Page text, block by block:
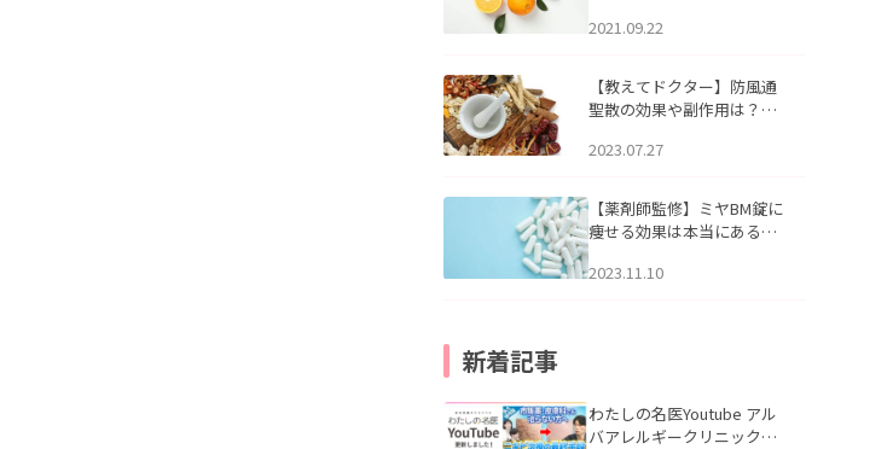
2021.09.22
【教えてドクター】防風通
聖散の効果や副作用は？長
2023.07.27
【薬剤師監修】ミヤBM錠に
痩せる効果は本当にある
2023.11.10
新着記事
わたしの名医Youtube アル
バアレルギークリニック札